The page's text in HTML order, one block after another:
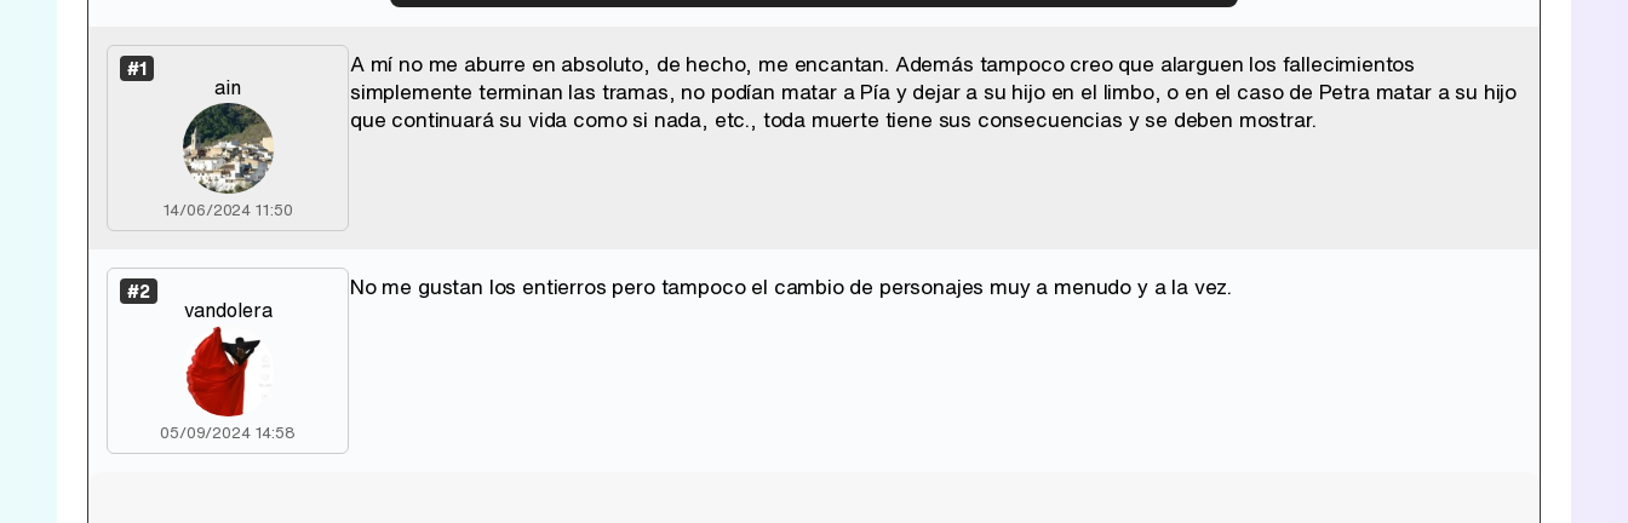
Tráiler de '33 días', la nueva serie de Atresplayer con Julián Villagrán y José Manuel Poga
#1
ain
14/06/2024 11:50
A mí no me aburre en absoluto, de hecho, me encantan. Además tampoco creo que alarguen los fallecimientos
simplemente terminan las tramas, no podían matar a Pía y dejar a su hijo en el limbo, o en el caso de Petra matar a su hijo
que continuará su vida como si nada, etc., toda muerte tiene sus consecuencias y se deben mostrar.
#2
vandolera
05/09/2024 14:58
No me gustan los entierros pero tampoco el cambio de personajes muy a menudo y a la vez.